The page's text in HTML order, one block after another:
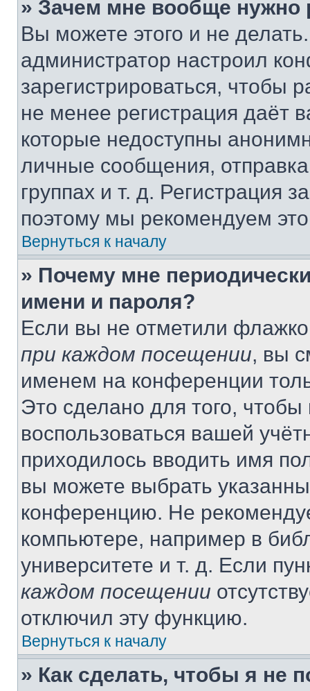
» Зачем мне вообще нужно
Вы можете этого и не
администратор настроил
зарегистрироваться, чтобы
не менее регистрация даёт
которые недоступны
личные сообщения,
группах и т. д. Регистрация
поэтому мы рекомендуем
Вернуться к началу
» Почему мне
имени и пароля?
Если вы не отметили
при каждом посещении, вы
именем на конференции
Это сделано для того, чтобы
воспользоваться вашей
приходилось вводить имя
вы можете выбрать
конференцию. Не
компьютере, например в
университете и т. д. Если
каждом посещении
отключил эту функцию.
Вернуться к началу
» Как сделать, чтобы я не